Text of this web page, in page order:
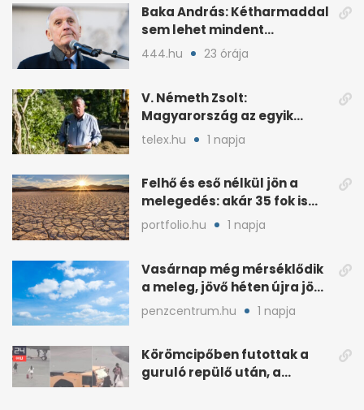
Baka András: Kétharmaddal
sem lehet mindent
megcsinálni
444.hu 23 órája
V. Németh Zsolt:
Magyarország az egyik
legszegényebb ország
telex.hu 1 napja
Felhő és eső nélkül jön a
melegedés: akár 35 fok is
lehet vasárnap
portfolio.hu 1 napja
Vasárnap még mérséklődik
a meleg, jövő héten újra jön
a kánikula
penzcentrum.hu 1 napja
Körömcipőben futottak a
guruló repülő után, a